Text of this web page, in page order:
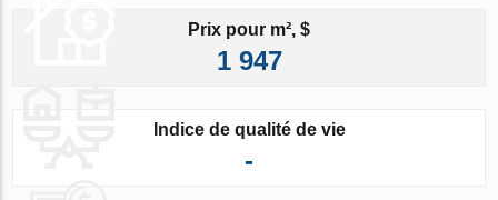
Prix pour m², $
1 947
Indice de qualité de vie
-